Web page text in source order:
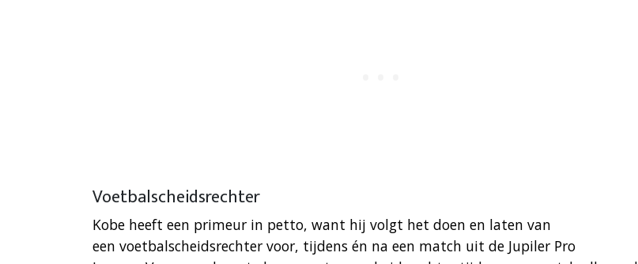
Voetbalscheidsrechter
Kobe heeft een primeur in petto, want hij volgt het doen en laten van
een voetbalscheidsrechter voor, tijdens én na een match uit de Jupiler Pro